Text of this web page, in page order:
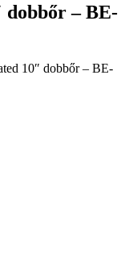
dobbőr – BE-
10″ dobbőr – BE-